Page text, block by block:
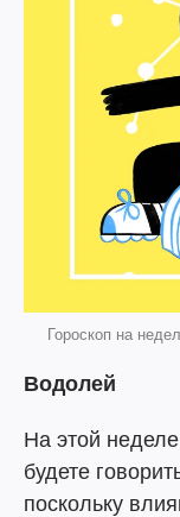
Гороскоп на
Водолей
На этой
будете
поскольку